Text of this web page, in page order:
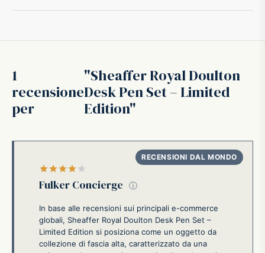
1
recensione
per
Sheaffer Royal Doulton
Desk Pen Set – Limited
Edition
Fulker Concierge ⓘ
In base alle recensioni sui principali e-commerce
globali, Sheaffer Royal Doulton Desk Pen Set –
Limited Edition si posiziona come un oggetto da
collezione di fascia alta, caratterizzato da una
A.G.
Marche